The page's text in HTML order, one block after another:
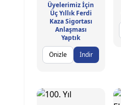
Üyelerimiz İçin
Üç Yıllık Ferdi
Kaza Sigortası
Anlaşması
Yaptık
Önizle
İndir